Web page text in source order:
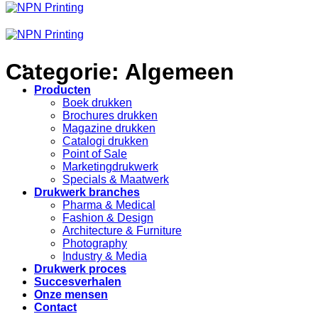
Producten
Boek drukken
Brochures drukken
Magazine drukken
Catalogi drukken
Point of Sale
Marketingdrukwerk
Specials & Maatwerk
Drukwerk branches
Pharma & Medical
Fashion & Design
Architecture & Furniture
Photography
Industry & Media
Drukwerk proces
Succesverhalen
Onze mensen
Contact
Categorie: Algemeen